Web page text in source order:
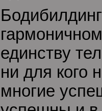
единству
ни для кого
многие